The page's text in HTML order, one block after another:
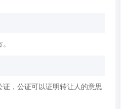
，公证可以证明转让人的意思